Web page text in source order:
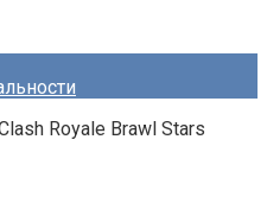
Royale Brawl Stars